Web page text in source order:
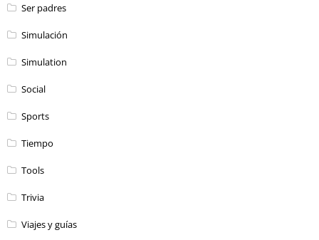
Ser padres
Simulación
Simulation
Social
Sports
Tiempo
Tools
Trivia
Viajes y guías